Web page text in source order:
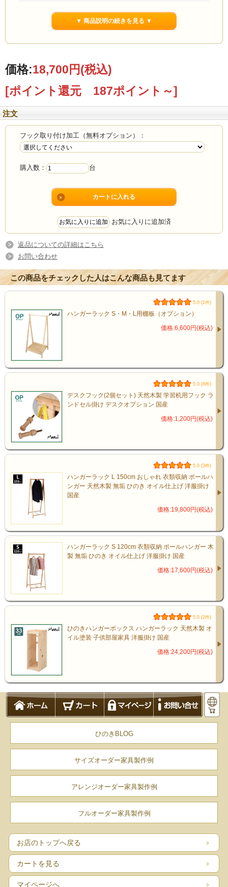
折りたためる
無垢材ハンガーラック
Mサイズ(高さ135cm)
子ども服をたっぷり掛けられる
使いやすいサイズ。
お子さまの成長や使い方に合わせて選べ
オプション
オプション棚板(別売り)を追加すれ
ば、バッグや収納ボックス置きとし
ても便利
▼ 商品説明の続きを見る ▼
価格:18,700円(税込)
[ポイント還元 187ポイント～]
注文
フック取り付け加工（無料オプション）：
購入数： 台
お気に入りに追加済
返品についての詳細はこちら
お問い合わせ
この商品をチェックした人はこんな商品も見てます
5.0 (1件)
ハンガーラック S・M・L用棚板（オプション）
価格:6,600円(税込)
5.0 (6件)
デスクフック(2個セット) 天然木製 学習机用フック ラ
ンドセル掛け デスクオプション 国産
価格:1,200円(税込)
5.0 (3件)
ハンガーラック L 150cm おしゃれ 衣類収納 ポールハ
ンガー 天然木製 無垢 ひのき オイル仕上げ 洋服掛け
国産
価格:19,800円(税込)
ハンガーラック S 120cm 衣類収納 ポールハンガー 木
製 無垢 ひのき オイル仕上げ 洋服掛け 国産
価格:17,600円(税込)
5.0 (2件)
ひのきハンガーボックス ハンガーラック 天然木製 オ
イル塗装 子供部屋家具 洋服掛け 国産
価格:24,200円(税込)
ひのきBLOG
サイズオーダー家具製作例
アレンジオーダー家具製作例
フルオーダー家具製作例
お店のトップへ戻る
カートを見る
マイページへ